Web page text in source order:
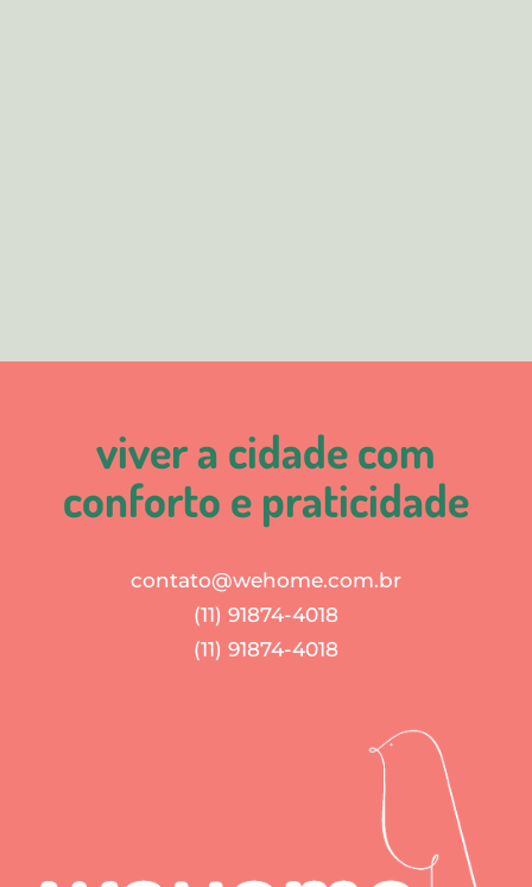
viver a cidade com
conforto e praticidade
contato@wehome.com.br
(11) 91874-4018
(11) 91874-4018